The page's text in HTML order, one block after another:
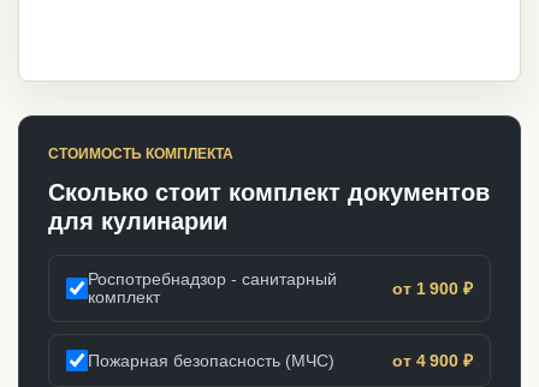
СТОИМОСТЬ КОМПЛЕКТА
Сколько стоит комплект документов
для кулинарии
Роспотребнадзор - санитарный
комплект
от 1 900 ₽
Пожарная безопасность (МЧС) от 4 900 ₽